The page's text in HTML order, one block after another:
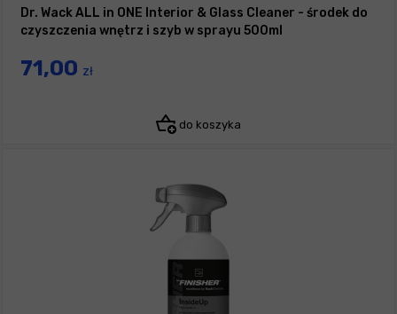
Dr. Wack ALL in ONE Interior & Glass Cleaner - środek do
czyszczenia wnętrz i szyb w sprayu 500ml
71,00 zł
do koszyka